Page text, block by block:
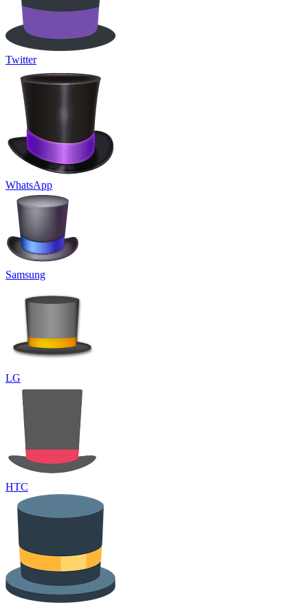
Twitter
WhatsApp
Samsung
LG
HTC